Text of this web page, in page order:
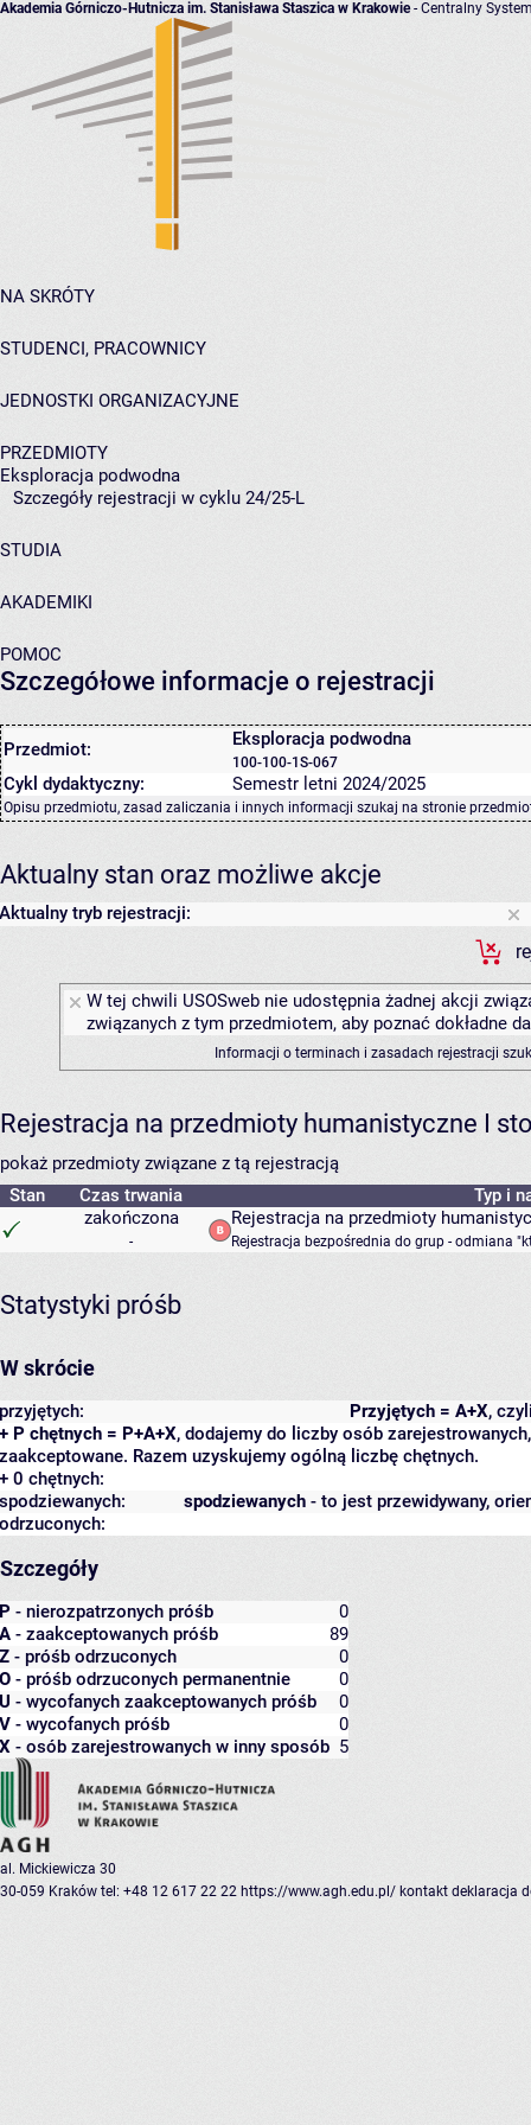
Akademia Górniczo-Hutnicza im. Stanisława Staszica w Krakowie- Centralny
NA SKRÓTY
STUDENCI, PRACOWNICY
JEDNOSTKI ORGANIZACYJNE
PRZEDMIOTY
Eksploracja podwodna
Szczegóły rejestracji w cyklu 24/25-L
STUDIA
AKADEMIKI
POMOC
Szczegółowe informacje o rejestracji
Przedmiot: Eksploracja podwodna
100-100-1S-067
Cykl dydaktyczny: Semestr letni 2024/2025
Opisu przedmiotu, zasad zaliczania i innych informacji szukaj na stronie
Aktualny stan oraz możliwe akcje
Aktualny tryb rejestracji:
W tej chwili USOSweb nie udostępnia żadnej akcji
związanych z tym przedmiotem, aby poznać dokładne
Informacji o terminach i zasadach rejestracji
Rejestracja na przedmioty humanistyczne I
pokaż przedmioty związane z tą rejestracją
Stan
Czas trwania
Typ i
zakończona
-
Rejestracja na przedmioty
Rejestracja bezpośrednia do grup - odmiana
Statystyki próśb
W skrócie
Przyjętych = A+X,
przyjętych:
+ P chętnych = P+A+X, dodajemy do liczby osób
zaakceptowane. Razem uzyskujemy ogólną liczbę chętnych.
+ 0 chętnych:
spodziewanych - to jest przewidywany,
spodziewanych:
odrzuconych:
Szczegóły
P - nierozpatrzonych próśb
0
A - zaakceptowanych próśb
89
Z - próśb odrzuconych
0
O - próśb odrzuconych permanentnie
0
U - wycofanych zaakceptowanych próśb
0
V - wycofanych próśb
0
X - osób zarejestrowanych w inny sposób 5
al. Mickiewicza 30
30-059 Kraków tel: +48 12 617 22 22 https://www.agh.edu.pl/ kontakt deklaracja